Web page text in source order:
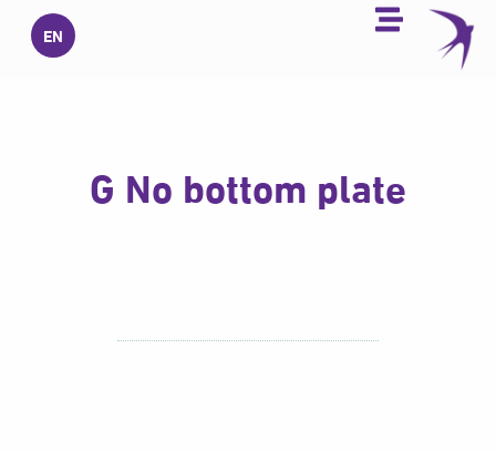
تخطي
المحتوى
EN
G No bottom plate